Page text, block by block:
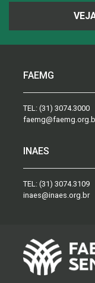
FAEMG
TEL: (31) 3074.3000
INAES
TEL: (31) 3074.3109
inaes@inaes.org.br